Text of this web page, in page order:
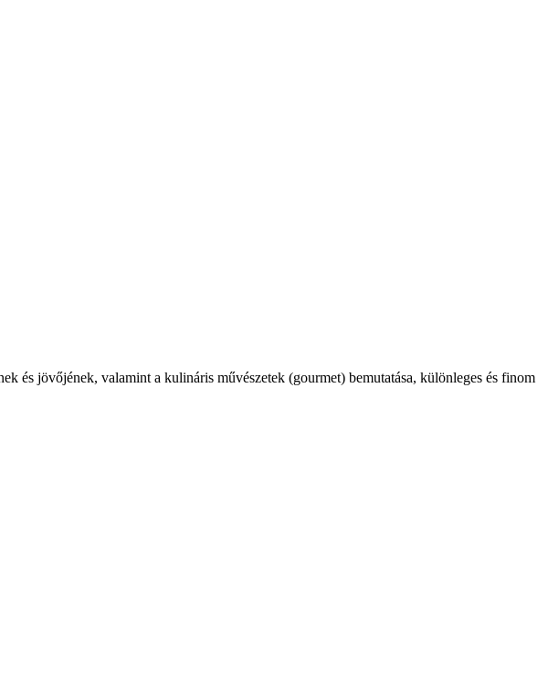
és jövőjének, valamint a kulináris művészetek (gourmet) bemutatása, különleges és finom